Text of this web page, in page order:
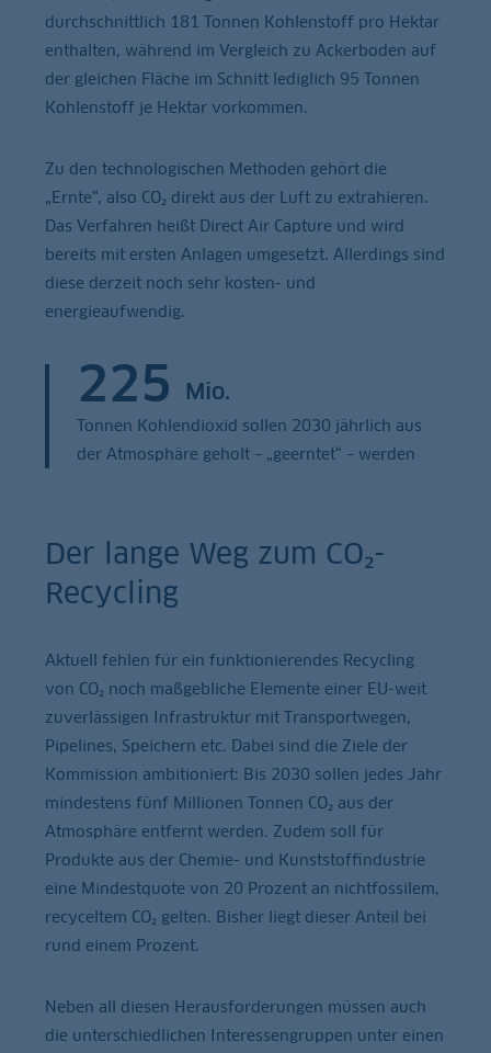
durchschnittlich 181 Tonnen Kohlenstoff pro Hektar
enthalten, während im Vergleich zu Ackerboden auf
der gleichen Fläche im Schnitt lediglich 95 Tonnen
Kohlenstoff je Hektar vorkommen.
Zu den technologischen Methoden gehört die
„Ernte“, also CO₂ direkt aus der Luft zu extrahieren.
Das Verfahren heißt Direct Air Capture und wird
bereits mit ersten Anlagen umgesetzt. Allerdings sind
diese derzeit noch sehr kosten- und
energieaufwendig.
225 Mio.
Tonnen Kohlendioxid sollen 2030 jährlich aus
der Atmosphäre geholt – „geerntet“ – werden
Der lange Weg zum CO₂-
Recycling
Aktuell fehlen für ein funktionierendes Recycling
von CO₂ noch maßgebliche Elemente einer EU-weit
zuverlässigen Infrastruktur mit Transportwegen,
Pipelines, Speichern etc. Dabei sind die Ziele der
Kommission ambitioniert: Bis 2030 sollen jedes Jahr
mindestens fünf Millionen Tonnen CO₂ aus der
Atmosphäre entfernt werden. Zudem soll für
Produkte aus der Chemie- und Kunststoffindustrie
eine Mindestquote von 20 Prozent an nichtfossilem,
recyceltem CO₂ gelten. Bisher liegt dieser Anteil bei
rund einem Prozent.
Neben all diesen Herausforderungen müssen auch
die unterschiedlichen Interessengruppen unter einen